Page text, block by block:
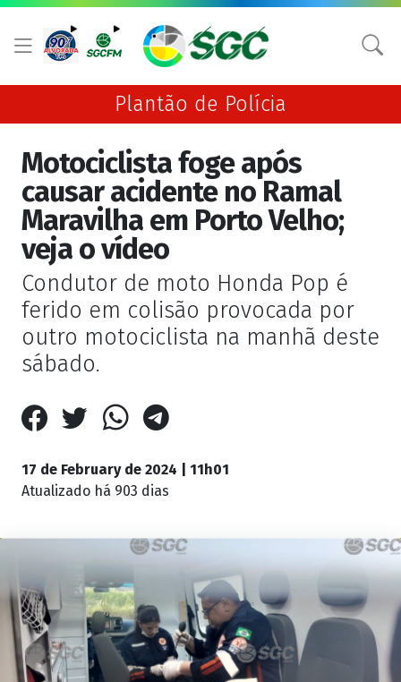
Plantão de Polícia
Motociclista foge após
causar acidente no Ramal
Maravilha em Porto Velho;
veja o vídeo
Condutor de moto Honda Pop é
ferido em colisão provocada por
outro motociclista na manhã deste
sábado.
17 de February de 2024 | 11h01
Atualizado há 903 dias